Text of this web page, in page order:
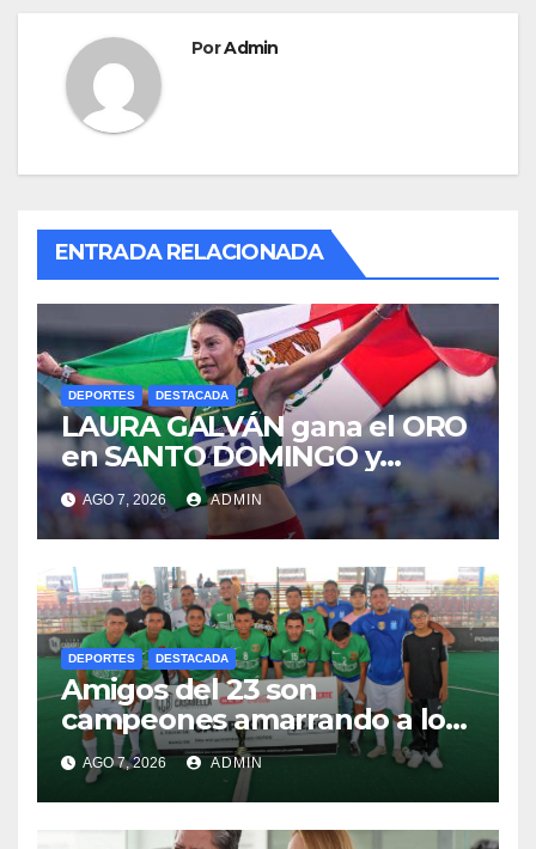
PorAdmin
ENTRADA RELACIONADA
DEPORTES DESTACADA
LAURA GALVÁN gana el ORO
en SANTO DOMINGO y
dedica Medalla a sus padres
fallecidos
AGO 7, 2026 ADMIN
DEPORTES DESTACADA
Amigos del 23 son
campeones amarrando a los
“Perros Bravos”
AGO 7, 2026 ADMIN